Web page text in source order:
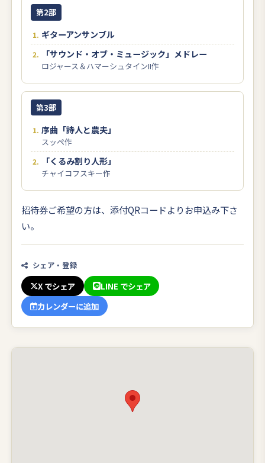
第2部
ギターアンサンブル
「サウンド・オブ・ミュージック」メドレー
ロジャース＆ハマーシュタインII作
第3部
序曲「詩人と農夫」
スッペ作
「くるみ割り人形」
チャイコフスキー作
招待券ご希望の方は、添付QRコードよりお申込み下さ
い。
シェア・登録
X でシェア
LINE でシェア
カレンダーに追加